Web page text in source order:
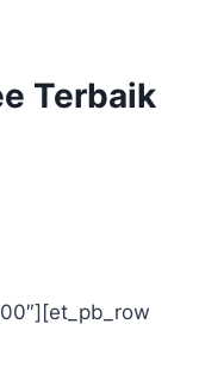
Terbaik